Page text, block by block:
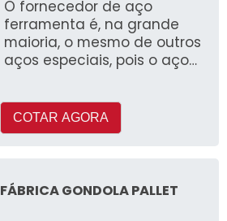
O fornecedor de aço
ferramenta é, na grande
maioria, o mesmo de outros
aços especiais, pois o aço
COTAR AGORA
FÁBRICA GONDOLA PALLET